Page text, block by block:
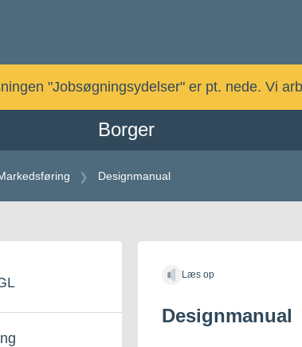
"Jobsøgningsydelser" er pt. nede. Vi
Borger
Designmanual
Læs op
Designmanual